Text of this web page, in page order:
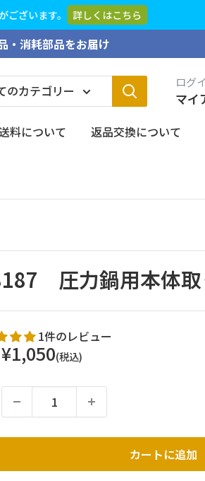
ざいます。 詳しくはこちら
・消耗部品をお届け
のカテゴリー ログ
マイ
料について 返品交換について
圧力鍋用本体
1件のレビュー
販
価
格
¥1,050(税込)
カートに追加